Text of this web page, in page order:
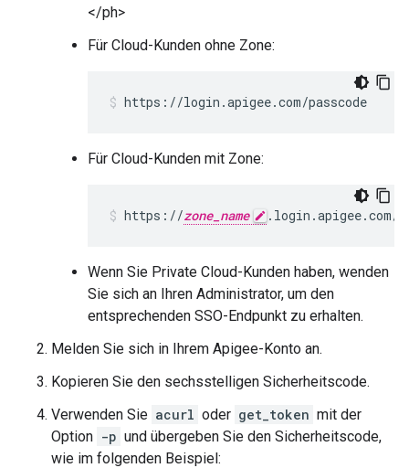
</ph>
Für Cloud-Kunden ohne Zone:
https://login.apigee.com/passcode
Für Cloud-Kunden mit Zone:
https://zone_name .login.apigee.com/
Wenn Sie Private Cloud-Kunden haben, wenden
Sie sich an Ihren Administrator, um den
entsprechenden SSO-Endpunkt zu erhalten.
Melden Sie sich in Ihrem Apigee-Konto an.
Kopieren Sie den sechsstelligen Sicherheitscode.
Verwenden Sie acurl oder get_token mit der
Option -p und übergeben Sie den Sicherheitscode,
wie im folgenden Beispiel: